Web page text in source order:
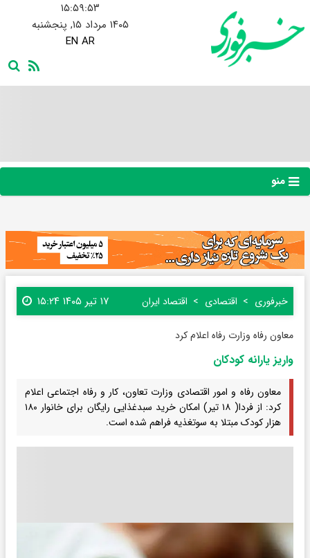
۱۵:۵۹:۵۴
۱۴۰۵ مرداد ۱۵, پنجشنبه
EN AR
منو
خبرفوری اقتصادی اقتصاد ایران ۱۷ تیر ۱۴۰۵ ۱۵:۲۴
معاون رفاه وزارت رفاه اعلام کرد
واریز یارانه کودکان
معاون رفاه و امور اقتصادی وزارت تعاون، کار و رفاه اجتماعی اعلام
کرد: از فردا( ۱۸ تیر) امکان خرید سبدغذایی رایگان برای خانوار ۱۸۰
هزار کودک مبتلا به سوتغذیه فراهم شده است.